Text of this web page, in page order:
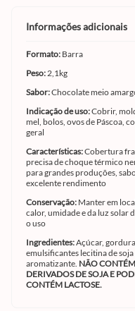
informações adicionais
Formato: Barra
Peso: 2,1kg
Sabor:Chocolate meio
Indicação de uso:Cobrir,
mel, bolos, ovos de Páscoa,
geral
Características:Cobertura
precisa de choque térmico
para grandes produções,
excelente rendimento
Conservação: Manter em
calor, umidade e da luz solar
o uso
Ingredientes:Açúcar,
emulsificantes lecitina de
aromatizante. NÃO
DERIVADOS DE SOJA E
CONTÉM LACTOSE.